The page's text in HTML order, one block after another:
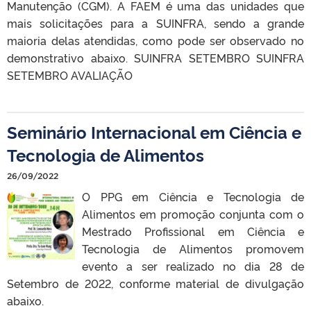
Manutenção (CGM). A FAEM é uma das unidades que
mais solicitações para a SUINFRA, sendo a grande
maioria delas atendidas, como pode ser observado no
demonstrativo abaixo. SUINFRA SETEMBRO SUINFRA
SETEMBRO AVALIAÇÃO
Seminário Internacional em Ciência e
Tecnologia de Alimentos
26/09/2022
O PPG em Ciência e Tecnologia de
Alimentos em promoção conjunta com o
Mestrado Profissional em Ciência e
Tecnologia de Alimentos promovem
evento a ser realizado no dia 28 de
Setembro de 2022, conforme material de divulgação
abaixo.